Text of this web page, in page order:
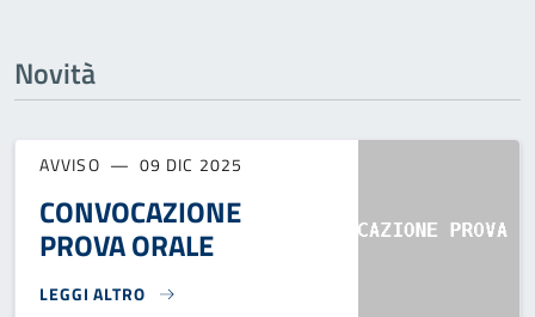
Novità
AVVISO 09 DIC 2025
CONVOCAZIONE
PROVA ORALE
LEGGI ALTRO
CONVOCAZIONE PROVA ORALE}